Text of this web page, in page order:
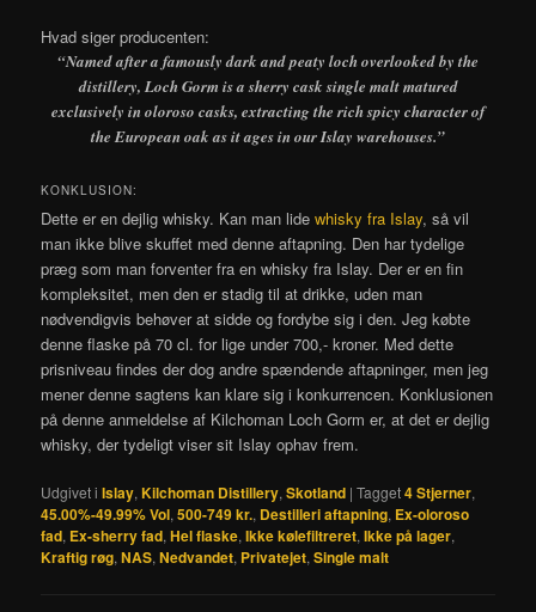
Hvad siger producenten:
“Named after a famously dark and peaty loch overlooked by the
distillery, Loch Gorm is a sherry cask single malt matured
exclusively in oloroso casks, extracting the rich spicy character of
the European oak as it ages in our Islay warehouses.”
KONKLUSION:
Dette er en dejlig whisky. Kan man lidewhisky fra Islay, så vil
man ikke blive skuffet med denne aftapning. Den har tydelige
præg som man forventer fra en whisky fra Islay. Der er en fin
kompleksitet, men den er stadig til at drikke, uden man
nødvendigvis behøver at sidde og fordybe sig i den. Jeg købte
denne flaske på 70 cl. for lige under 700,- kroner. Med dette
prisniveau findes der dog andre spændende aftapninger, men jeg
mener denne sagtens kan klare sig i konkurrencen. Konklusionen
på denne anmeldelse af Kilchoman Loch Gorm er, at det er dejlig
whisky, der tydeligt viser sit Islay ophav frem.
Udgivet i Islay,Kilchoman Distillery,Skotland |Tagget4 Stjerner,
45.00%-49.99% Vol,500-749 kr., Destilleri aftapning, Ex-oloroso
fad, Ex-sherry fad,Hel flaske,Ikke kølefiltreret,Ikke på lager,
Kraftig røg,NAS,Nedvandet, Privatejet,Single malt